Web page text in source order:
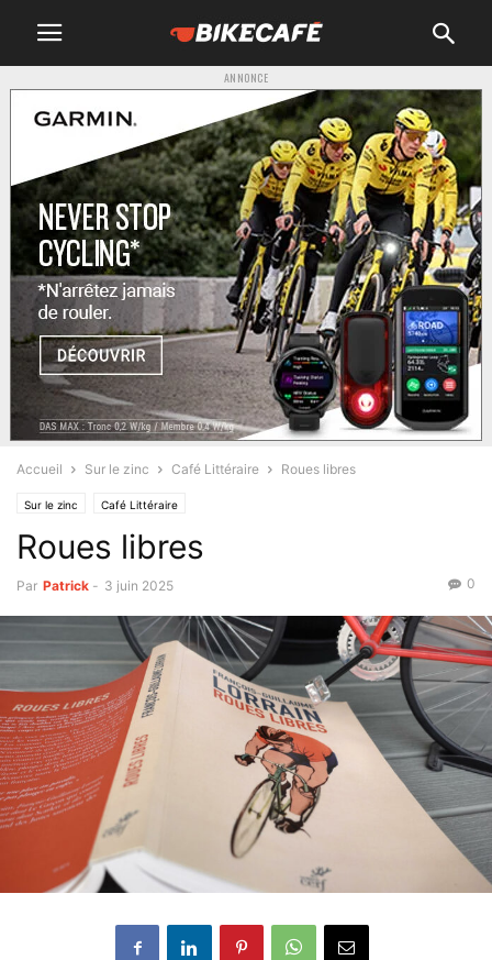
ANNONCE
Accueil Sur le zinc Café Littéraire Roues libres
Sur le zinc Café Littéraire
Roues libres
Par Patrick - 3 juin 2025 0